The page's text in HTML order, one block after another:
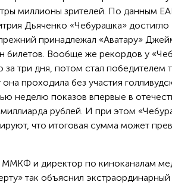
миллионы зрителей. По данным
Дьяченко «Чебурашка»
принадлежал «Аватару»
Вообще же рекордов у
три дня, потом стал победителем
проходила без участия
неделю показов впервые в
рублей. И при этом
что итоговая сумма может
ММКФ и директор по киноканалам
так объяснил экстраординарный